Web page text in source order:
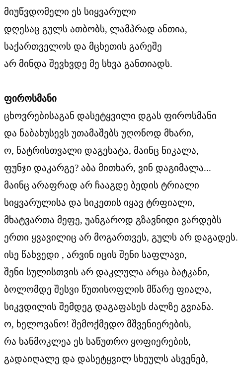
მიუწვდომელი ეს სიყვარული
დღესაც გულს ათბობს, ლამპრად ანთია,
საქართველოს და მცხეთის გარეშე
არ მინდა შევხვდე მე სხვა განთიადს.
ფიროსმანი
ცხოვრებისაგან დასეტყვილი დგას ფიროსმანი
და ნაბახუსევს უთამაშებს უღონოდ მხარი,
ო, ნატრისთვალი დაგეხატა, მაინც ნიკალა,
ფუნჯი დაკარგე? აბა მითხარ, ვინ დაგიმალა...
მაინც არაფრად არ ჩააგდე ბედის ტრიალი
სიყვარულისა და სიკეთის იყავ ტრფიალი,
მხატვართა მეფე, უანგაროდ გზავნიდი ვარდებს
ერთი ყვავილიც არ მოგართვეს, გულს არ დაგადეს.
ისე წახვედი , არვინ იცის შენი საფლავი,
შენი სულისთვის არ დაკლულა არცა ბატკანი,
ბოლომდე შესვი წუთისოფლის მწარე ფიალა,
სიკვდილის შემდეგ დაგაფასეს ძალზე გვიანა.
ო, ხელოვანო! შემოქმედო მშვენიერების,
რა ხანმოკლეა ეს საწუთრო ყოფიერების,
გადაიღალე და დასეტყვილ სხეულს ასვენებ,